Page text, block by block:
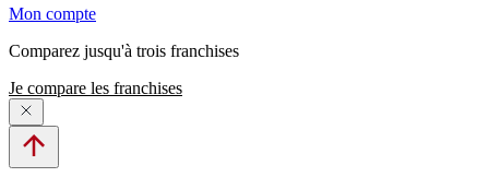
Mon compte
Comparez jusqu'à trois franchises
Je compare les franchises